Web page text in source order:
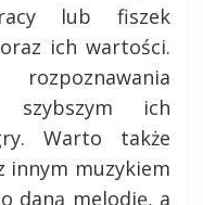
lub fiszek
ich wartości.
ich
Warto także
innym muzykiem
daną melodię, a